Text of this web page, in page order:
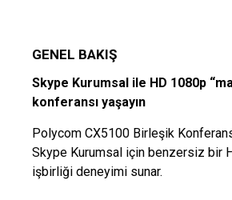
GENEL BAKIŞ
Skype Kurumsal ile HD 1080p
konferansı yaşayın
Polycom CX5100 Birleşik
Skype Kurumsal için benzersiz bir
işbirliği deneyimi sunar.